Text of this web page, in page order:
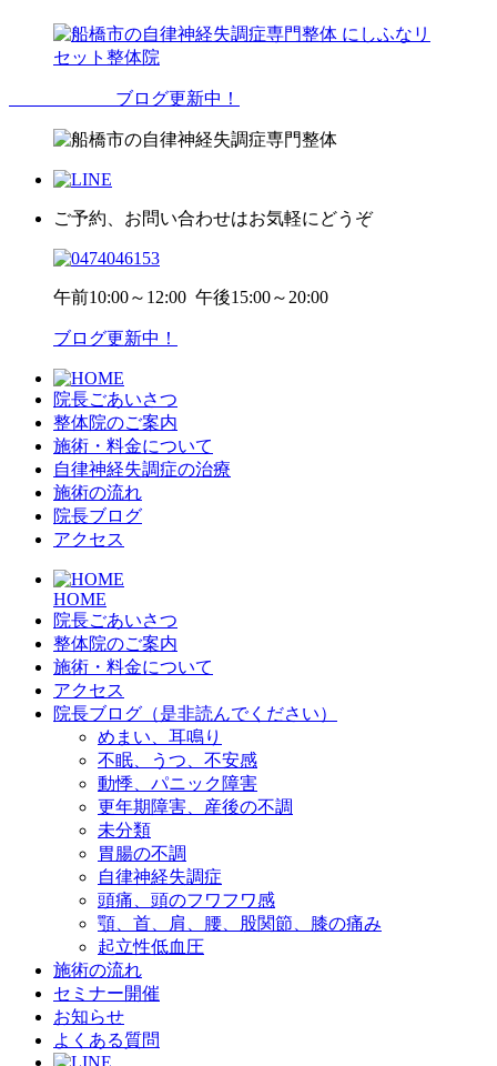
ブログ更新中！
ご予約、お問い合わせはお気軽にどうぞ
午前10:00～12:00 午後15:00～20:00
ブログ更新中！
院長ごあいさつ
整体院のご案内
施術・料金について
自律神経失調症の治療
施術の流れ
院長ブログ
アクセス
HOME
院長ごあいさつ
整体院のご案内
施術・料金について
アクセス
院長ブログ（是非読んでください）
めまい、耳鳴り
不眠、うつ、不安感
動悸、パニック障害
更年期障害、産後の不調
未分類
胃腸の不調
自律神経失調症
頭痛、頭のフワフワ感
顎、首、肩、腰、股関節、膝の痛み
起立性低血圧
施術の流れ
セミナー開催
お知らせ
よくある質問